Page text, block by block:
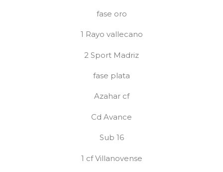
fase oro
1 Rayo vallecano
2 Sport Madriz
fase plata
Azahar cf
Cd Avance
Sub 16
1 cf Villanovense